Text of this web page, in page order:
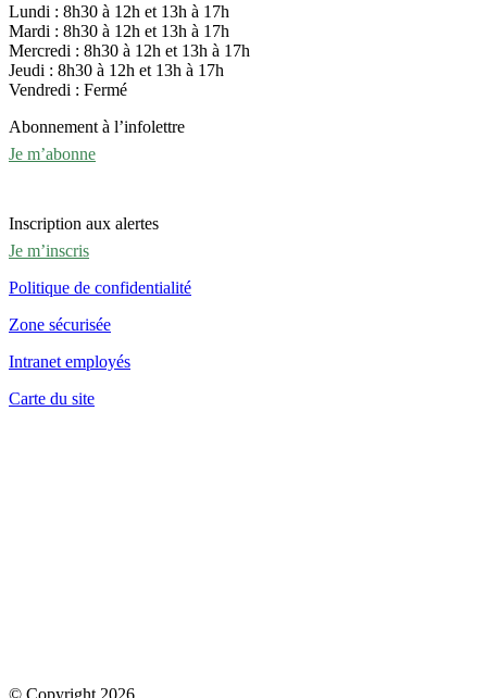
Lundi : 8h30 à 12h et 13h à 17h
Mardi : 8h30 à 12h et 13h à 17h
Mercredi : 8h30 à 12h et 13h à 17h
Jeudi : 8h30 à 12h et 13h à 17h
Vendredi : Fermé
Abonnement à l’infolettre
Je m’abonne
Inscription aux alertes
Je m’inscris
Politique de confidentialité
Zone sécurisée
Intranet employés
Carte du site
© Copyright 2026